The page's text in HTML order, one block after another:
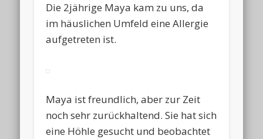
Die 2jährige Maya kam zu uns, da
im häuslichen Umfeld eine Allergie
aufgetreten ist.
Maya ist freundlich, aber zur Zeit
noch sehr zurückhaltend. Sie hat sich
eine Höhle gesucht und beobachtet